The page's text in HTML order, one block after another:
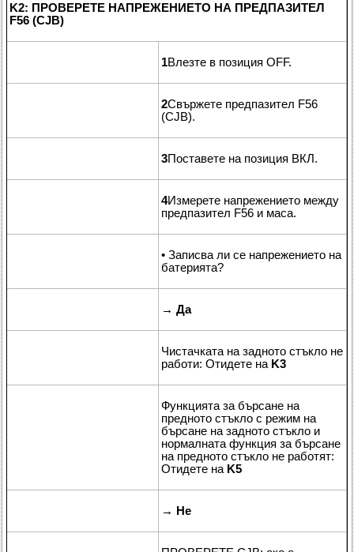
K2: ПРОВЕРЕТЕ НАПРЕЖЕНИЕТО НА ПРЕДПАЗИТЕЛ
F56 (CJB)
1Влезте в позиция OFF.
2Свържете предпазител F56
(CJB).
3Поставете на позиция ВКЛ.
4Измерете напрежението между
предпазител F56 и маса.
• Записва ли се напрежението на
батерията?
→ Да
Чистачката на задното стъкло не
работи: Отидете на K3
Функцията за бърсане на
предното стъкло с режим на
бърсане на задното стъкло и
нормалната функция за бърсане
на предното стъкло не работят:
Отидете на K5
→ Не